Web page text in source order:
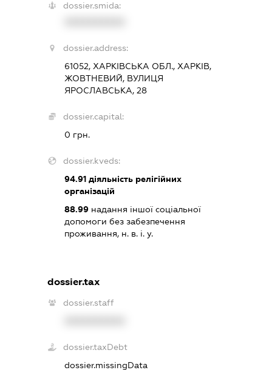
dossier.smida:
dossier.address:
61052, ХАРКІВСЬКА ОБЛ., ХАРКІВ,
ЖОВТНЕВИЙ, ВУЛИЦЯ
ЯРОСЛАВСЬКА, 28
dossier.capital:
0 грн.
dossier.kveds:
94.91діяльність релігійних
організацій
88.99надання іншої соціальної
допомоги без забезпечення
проживання, н. в. і. у.
dossier.tax
dossier.staff
dossier.taxDebt
dossier.missingData